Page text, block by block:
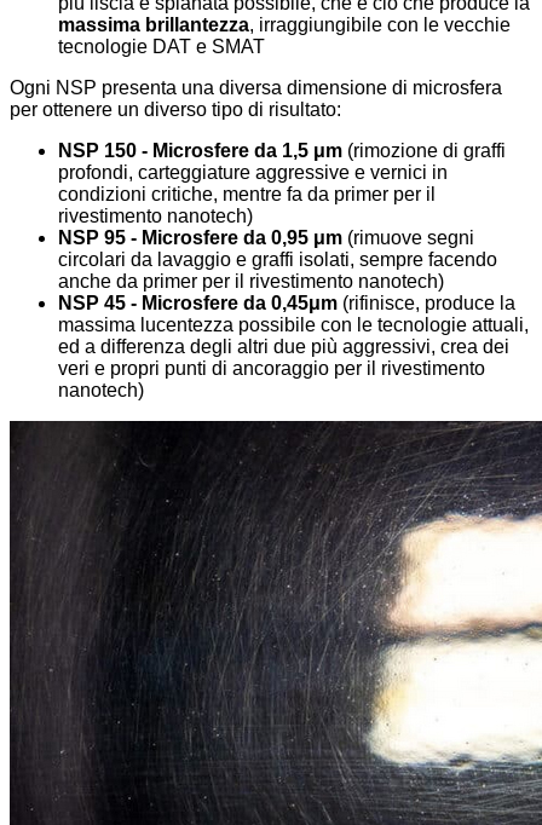
massima brillantezza, irraggiungibile con le vecchie
tecnologie DAT e SMAT
Ogni NSP presenta una diversa dimensione di microsfera
per ottenere un diverso tipo di risultato:
NSP 150 - Microsfere da 1,5 μm (rimozione di graffi
profondi, carteggiature aggressive e vernici in
condizioni critiche, mentre fa da primer per il
rivestimento nanotech)
NSP 95 - Microsfere da 0,95 μm (rimuove segni
circolari da lavaggio e graffi isolati, sempre facendo
anche da primer per il rivestimento nanotech)
NSP 45 - Microsfere da 0,45μm (rifinisce, produce la
massima lucentezza possibile con le tecnologie attuali,
ed a differenza degli altri due più aggressivi, crea dei
veri e propri punti di ancoraggio per il rivestimento
nanotech)